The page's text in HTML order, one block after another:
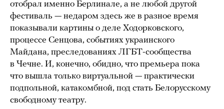
отобрал именно Берлинале, а не любой другой
фестиваль — недаром здесь же в разное время
показывали картины о деле Ходорковского,
процессе Сенцова, событиях украинского
Майдана, преследованиях ЛГБТ-сообщества
в Чечне. И, конечно, обидно, что премьера пока
что вышла только виртуальной — практически
подпольной, катакомбной, под стать Белорусскому
свободному театру.